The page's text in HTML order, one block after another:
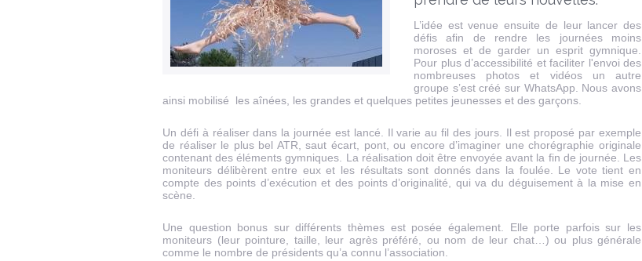
L’idée est venue ensuite de leur lancer des
défis afin de rendre les journées moins
moroses et de garder un esprit gymnique.
Pour plus d’accessibilité et faciliter l'envoi des
nombreuses photos et vidéos un autre
groupe s’est créé sur WhatsApp. Nous avons
ainsi mobilisé les aînées, les grandes et quelques petites jeunesses et des garçons.
Un défi à réaliser dans la journée est lancé. Il varie au fil des jours. Il est proposé par exemple
de réaliser le plus bel ATR, saut écart, pont, ou encore d’imaginer une chorégraphie originale
contenant des éléments gymniques. La réalisation doit être envoyée avant la fin de journée. Les
moniteurs délibèrent entre eux et les résultats sont donnés dans la foulée. Le vote tient en
compte des points d’exécution et des points d’originalité, qui va du déguisement à la mise en
scène.
Une question bonus sur différents thèmes est posée également. Elle porte parfois sur les
moniteurs (leur pointure, taille, leur agrès préféré, ou nom de leur chat…) ou plus générale
comme le nombre de présidents qu’a connu l’association.